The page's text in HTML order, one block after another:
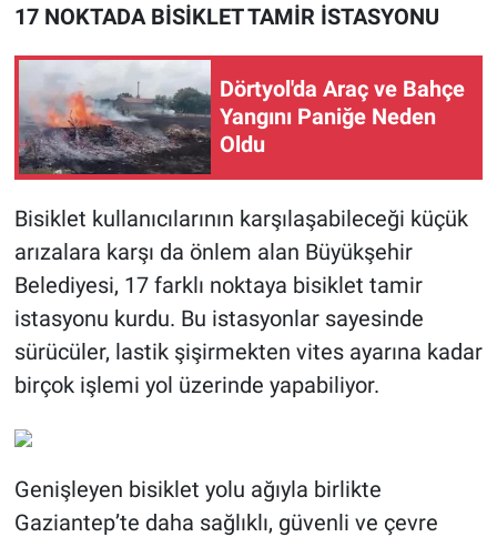
17 NOKTADA BİSİKLET TAMİR İSTASYONU
Dörtyol'da Araç ve Bahçe
Yangını Paniğe Neden
Oldu
Bisiklet kullanıcılarının karşılaşabileceği küçük
arızalara karşı da önlem alan Büyükşehir
Belediyesi, 17 farklı noktaya bisiklet tamir
istasyonu kurdu. Bu istasyonlar sayesinde
sürücüler, lastik şişirmekten vites ayarına kadar
birçok işlemi yol üzerinde yapabiliyor.
Genişleyen bisiklet yolu ağıyla birlikte
Gaziantep’te daha sağlıklı, güvenli ve çevre